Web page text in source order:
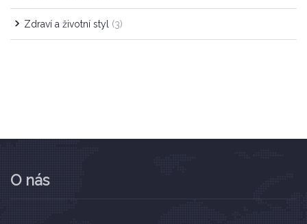
Zdraví a životní styl (3)
O nás